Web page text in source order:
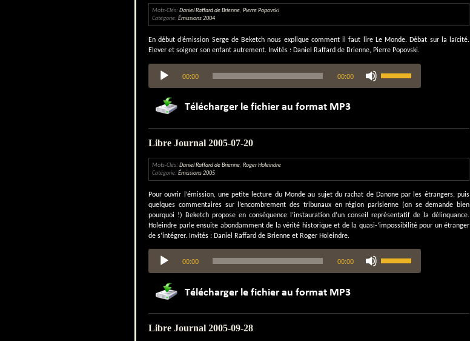
volume.
Mots-Clés: Daniel Raffard de Brienne, Pierre Popovski
Catégorie: Émissions 2004
En début d’émission Serge de Beketch nous explique comment il faut lire Le Monde. Débat sur la laïcité.
Elever et soigner son enfant autrement. Invités : Daniel Raffard de Brienne, Pierre Popovski.
Lecteur
audio
00:00 00:00
les
flèches
ou
volume.
Libre Journal 2005-07-20
Mots-Clés: Daniel Raffard de Brienne, Roger Holeindre
Catégorie: Émissions 2005
Pour ouvrir l’émission, une petite lecture du Monde au sujet du rachat de Danone par les étrangers, puis
quelques commentaires sur l’encombrement des tribunaux en région parisienne (on se demande bien
pourquoi !) Beketch propose en conséquence l’instauration d’un conseil représentatif de la délinquance.
Holeindre parle ensuite abondamment de la vérité historique et de la quasi-’impossibilité pour un étranger
de s’intégrer. Invités : Daniel Raffard de Brienne et Roger Holeindre.
audio
00:00 00:00
les
flèches
ou
Libre Journal 2005-09-28